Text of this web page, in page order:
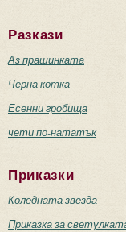
Разкази
Аз прашинката
Черна котка
Есенни гробища
чети по-нататък
Приказки
Коледната звезда
Приказка за